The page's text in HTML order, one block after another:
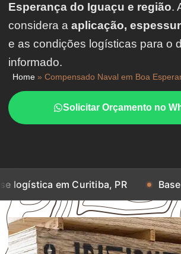
Esperança do Iguaçu e região.
considera a aplicação,
e as condições logísticas para o
informado.
Home » Compensado Naval em Boa
Solicitar Orçamento no
Curitiba, PR Base logística